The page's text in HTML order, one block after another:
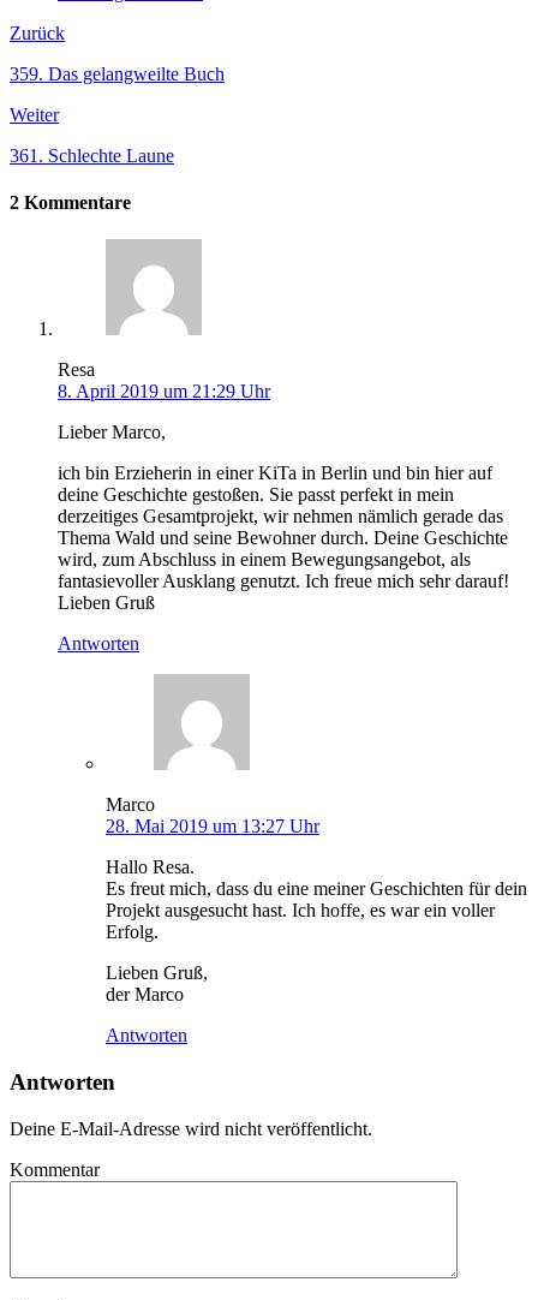
Zurück
359. Das gelangweilte Buch
Weiter
361. Schlechte Laune
2 Kommentare
Resa
8. April 2019 um 21:29 Uhr
Lieber Marco,
ich bin Erzieherin in einer KiTa in Berlin und bin hier auf
deine Geschichte gestoßen. Sie passt perfekt in mein
derzeitiges Gesamtprojekt, wir nehmen nämlich gerade das
Thema Wald und seine Bewohner durch. Deine Geschichte
wird, zum Abschluss in einem Bewegungsangebot, als
fantasievoller Ausklang genutzt. Ich freue mich sehr darauf!
Lieben Gruß
Antworten
Marco
28. Mai 2019 um 13:27 Uhr
Hallo Resa.
Es freut mich, dass du eine meiner Geschichten für dein
Projekt ausgesucht hast. Ich hoffe, es war ein voller
Erfolg.
Lieben Gruß,
der Marco
Antworten
Antworten
Deine E-Mail-Adresse wird nicht veröffentlicht.
Kommentar